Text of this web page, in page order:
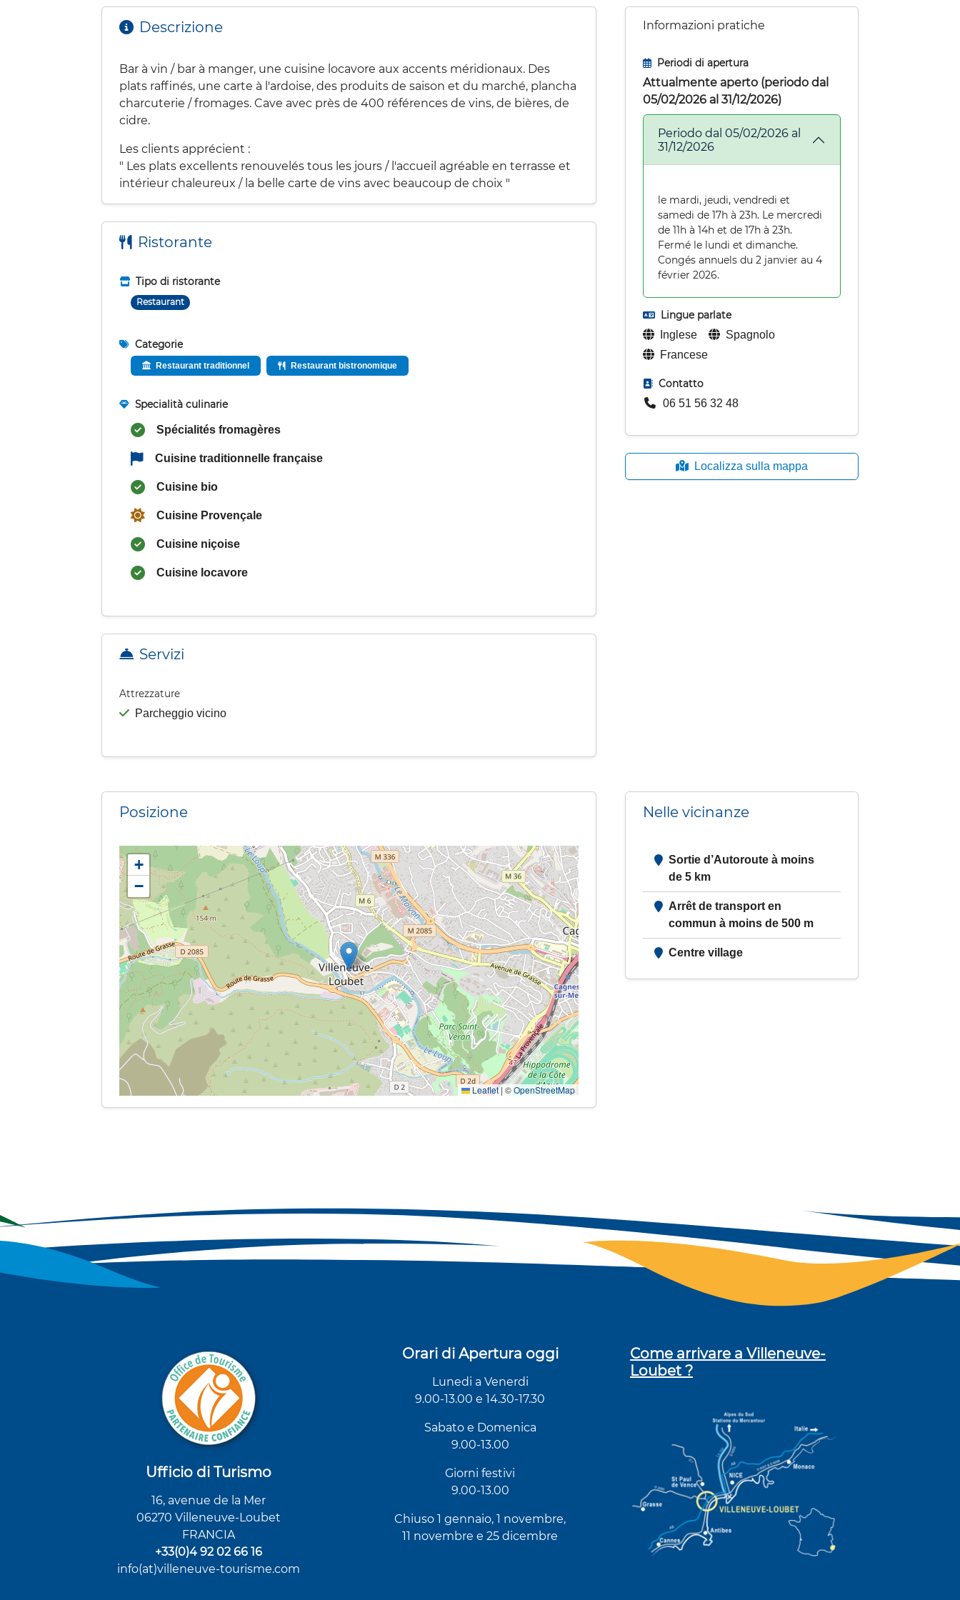
Descrizione
Bar à vin / bar à manger, une cuisine locavore aux accents méridionaux. Des
plats raffinés, une carte à l'ardoise, des produits de saison et du marché, plancha
charcuterie / fromages. Cave avec près de 400 références de vins, de bières, de
cidre.
Les clients apprécient :
" Les plats excellents renouvelés tous les jours / l'accueil agréable en terrasse et
intérieur chaleureux / la belle carte de vins avec beaucoup de choix "
Ristorante
Tipo di ristorante
Restaurant
Categorie
Restaurant traditionnel Restaurant bistronomique
Specialità culinarie
Spécialités fromagères
Cuisine traditionnelle française
Cuisine bio
Cuisine Provençale
Cuisine niçoise
Cuisine locavore
Servizi
Attrezzature
Parcheggio vicino
Informazioni pratiche
Periodi di apertura
Attualmente aperto (periodo dal
05/02/2026 al 31/12/2026)
Periodo dal 05/02/2026 al
31/12/2026
le mardi, jeudi, vendredi et
samedi de 17h à 23h. Le mercredi
de 11h à 14h et de 17h à 23h.
Fermé le lundi et dimanche.
Congés annuels du 2 janvier au 4
février 2026.
Lingue parlate
Inglese
Spagnolo
Francese
Contatto
06 51 56 32 48
Localizza sulla mappa
Posizione
+
−
Leaflet| ©OpenStreetMap
Nelle vicinanze
Sortie d’Autoroute à moins
de 5 km
Arrêt de transport en
commun à moins de 500 m
Centre village
Ufficio di Turismo
16, avenue de la Mer
06270 Villeneuve-Loubet
FRANCIA
+33(0)4 92 02 66 16
info(at)villeneuve-tourisme.com
Orari di Apertura oggi
Lunedi a Venerdi
9.00-13.00 e 14.30-17.30
Sabato e Domenica
9.00-13.00
Giorni festivi
9.00-13.00
Chiuso 1 gennaio, 1 novembre,
11 novembre e 25 dicembre
Come arrivare a Villeneuve-
Loubet ?